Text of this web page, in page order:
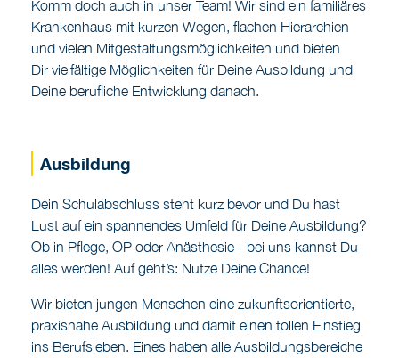
Komm doch auch in unser Team! Wir sind ein familiäres
Krankenhaus mit kurzen Wegen, flachen Hierarchien
und vielen Mitgestaltungsmöglichkeiten und bieten
Dir vielfältige Möglichkeiten für Deine Ausbildung und
Deine berufliche Entwicklung danach.
Ausbildung
Dein Schulabschluss steht kurz bevor und Du hast
Lust auf ein spannendes Umfeld für Deine Ausbildung?
Ob in Pflege, OP oder Anästhesie - bei uns kannst Du
alles werden! Auf geht’s: Nutze Deine Chance!
Wir bieten jungen Menschen eine zukunftsorientierte,
praxisnahe Ausbildung und damit einen tollen Einstieg
ins Berufsleben. Eines haben alle Ausbildungsbereiche